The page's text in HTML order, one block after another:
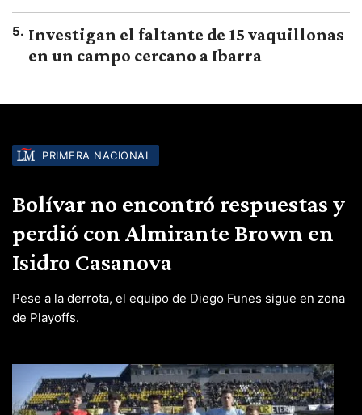
5. Investigan el faltante de 15 vaquillonas
en un campo cercano a Ibarra
PRIMERA NACIONAL
Bolívar no encontró respuestas y
perdió con Almirante Brown en
Isidro Casanova
Pese a la derrota, el equipo de Diego Funes sigue en zona
de Playoffs.